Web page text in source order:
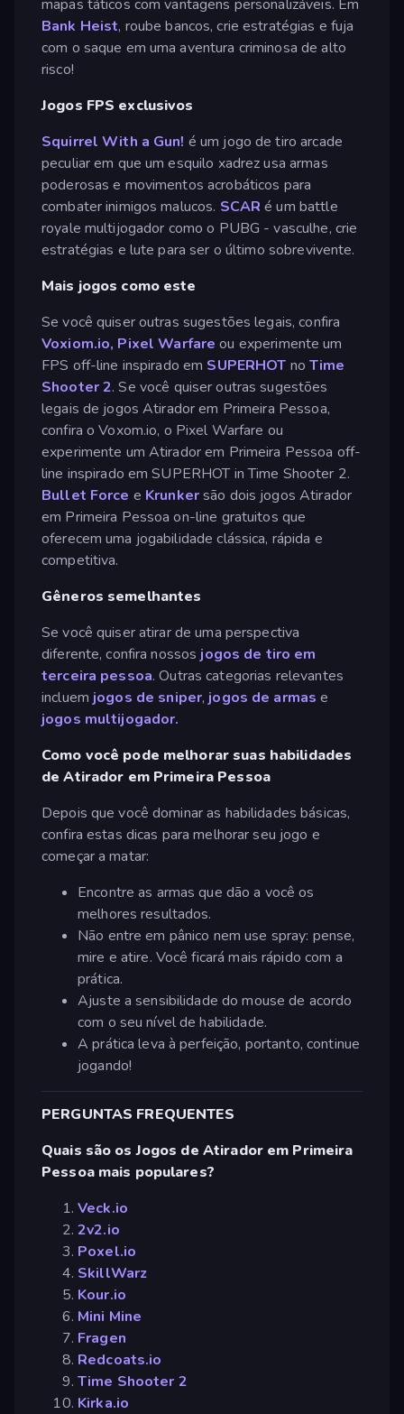
mapas táticos com vantagens personalizáveis. Em
Bank Heist, roube bancos, crie estratégias e fuja
com o saque em uma aventura criminosa de alto
risco!
Jogos FPS exclusivos
Squirrel With a Gun! é um jogo de tiro arcade
peculiar em que um esquilo xadrez usa armas
poderosas e movimentos acrobáticos para
combater inimigos malucos. SCAR é um battle
royale multijogador como o PUBG - vasculhe, crie
estratégias e lute para ser o último sobrevivente.
Mais jogos como este
Se você quiser outras sugestões legais, confira
Voxiom.io, Pixel Warfare ou experimente um
FPS off-line inspirado em SUPERHOT noTime
Shooter 2. Se você quiser outras sugestões
legais de jogos Atirador em Primeira Pessoa,
confira o Voxom.io, o Pixel Warfare ou
experimente um Atirador em Primeira Pessoa off-
line inspirado em SUPERHOT in Time Shooter 2.
Bullet Force e Krunkersão dois jogos Atirador
em Primeira Pessoa on-line gratuitos que
oferecem uma jogabilidade clássica, rápida e
competitiva.
Gêneros semelhantes
Se você quiser atirar de uma perspectiva
diferente, confira nossos jogos de tiro em
terceira pessoa. Outras categorias relevantes
incluem jogos de sniper, jogos de armas e
jogos multijogador.
Como você pode melhorar suas habilidades
de Atirador em Primeira Pessoa
Depois que você dominar as habilidades básicas,
confira estas dicas para melhorar seu jogo e
começar a matar:
Encontre as armas que dão a você os
melhores resultados.
Não entre em pânico nem use spray: pense,
mire e atire. Você ficará mais rápido com a
prática.
Ajuste a sensibilidade do mouse de acordo
com o seu nível de habilidade.
A prática leva à perfeição, portanto, continue
jogando!
PERGUNTAS FREQUENTES
Quais são os Jogos de Atirador em Primeira
Pessoa mais populares?
Veck.io
2v2.io
Poxel.io
SkillWarz
Kour.io
Mini Mine
Fragen
Redcoats.io
Time Shooter 2
Kirka.io